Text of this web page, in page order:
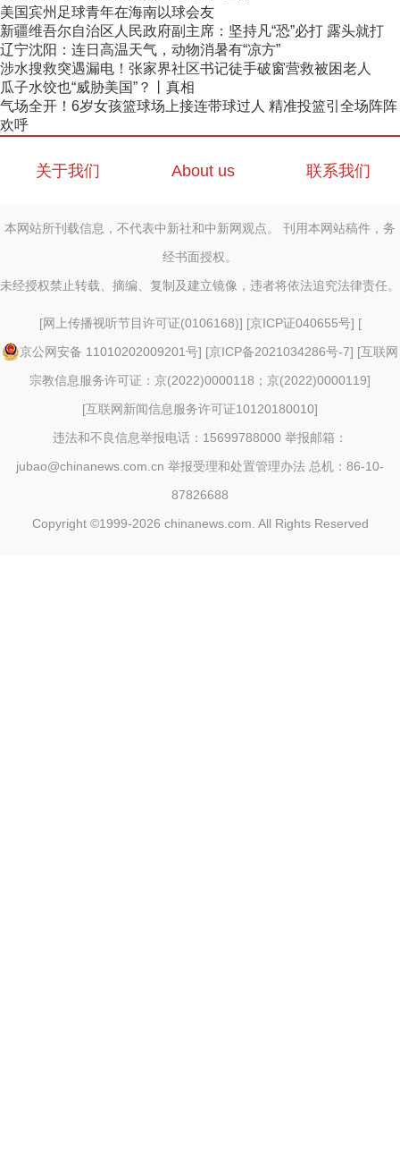
美国宾州足球青年在海南以球会友
新疆维吾尔自治区人民政府副主席：坚持凡“恐”必打 露头就打
辽宁沈阳：连日高温天气，动物消暑有“凉方”
涉水搜救突遇漏电！张家界社区书记徒手破窗营救被困老人
瓜子水饺也“威胁美国”？丨真相
气场全开！6岁女孩篮球场上接连带球过人 精准投篮引全场阵阵
欢呼
关于我们 About us 联系我们
本网站所刊载信息，不代表中新社和中新网观点。 刊用本网站稿件，务
经书面授权。
未经授权禁止转载、摘编、复制及建立镜像，违者将依法追究法律责任。
[网上传播视听节目许可证(0106168)] [京ICP证040655号] [
京公网安备 11010202009201号] [京ICP备2021034286号-7] [互联网
宗教信息服务许可证：京(2022)0000118；京(2022)0000119]
[互联网新闻信息服务许可证10120180010]
违法和不良信息举报电话：15699788000 举报邮箱：
jubao@chinanews.com.cn 举报受理和处置管理办法 总机：86-10-
87826688
Copyright ©1999-2026 chinanews.com. All Rights Reserved